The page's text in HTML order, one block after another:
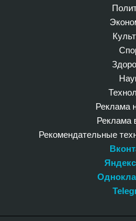
Реклама
Реклама
Рекомендательные